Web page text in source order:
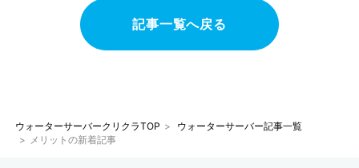
記事一覧へ戻る
ウォーターサーバークリクラTOP
ウォーターサーバー記事一覧
メリットの新着記事